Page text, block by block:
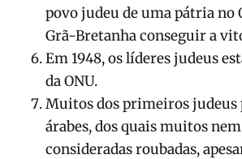
povo judeu de uma pátria no
Grã-Bretanha conseguir a
Em 1948, os líderes judeus
da ONU.
Muitos dos primeiros
árabes, dos quais muitos
consideradas roubadas,